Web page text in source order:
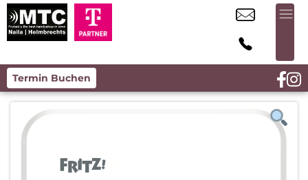
Termin Buchen